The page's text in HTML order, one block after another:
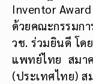
Inventor
ด้วยคณะกรรมก
วช. ร่วมยินดี โด
แพทย์ไทย สมา
(ประเทศไทย) ส